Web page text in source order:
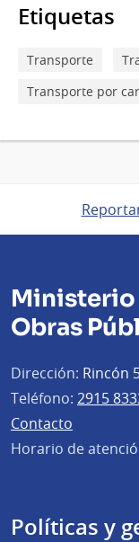
Etiquetas
Transporte
Transporte por
Ministerio
Obras
Dirección: Rincón
Teléfono: 2915
Contacto
Horario de
Políticas y